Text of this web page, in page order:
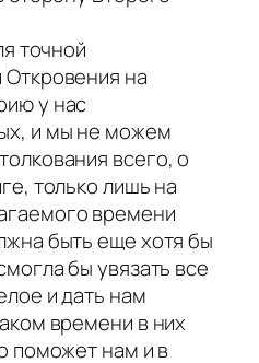
точной
Откровения на
у нас
и мы не можем
всего, о
только лишь на
времени
быть еще хотя бы
бы увязать все
и дать нам
времени в них
поможет нам и в